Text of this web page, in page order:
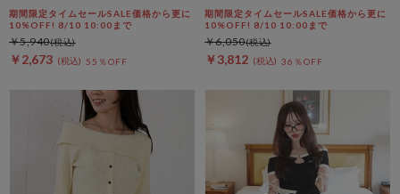
期間限定タイムセールSALE価格から更に
10%OFF! 8/10 10:00まで
￥2,673 55％OFF
￥5,940
期間限定タイムセールSALE価格から更に
10%OFF! 8/10 10:00まで
￥3,812 36％OFF
￥6,050